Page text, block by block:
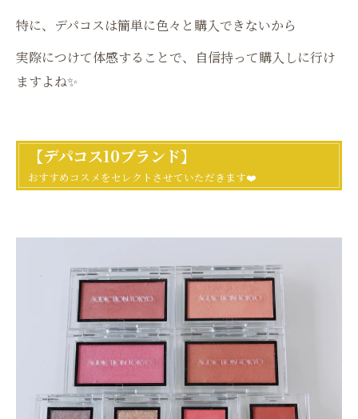
特に、デパコスは簡単に色々と購入できないから
実際につけて体感することで、自信持って購入しに行け
ますよね✨
【デパコス10ブランド】
おすすめコスメをセレクトさせていただきます❤️